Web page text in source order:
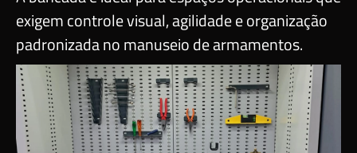
exigem controle visual, agilidade e organização
padronizada no manuseio de armamentos.